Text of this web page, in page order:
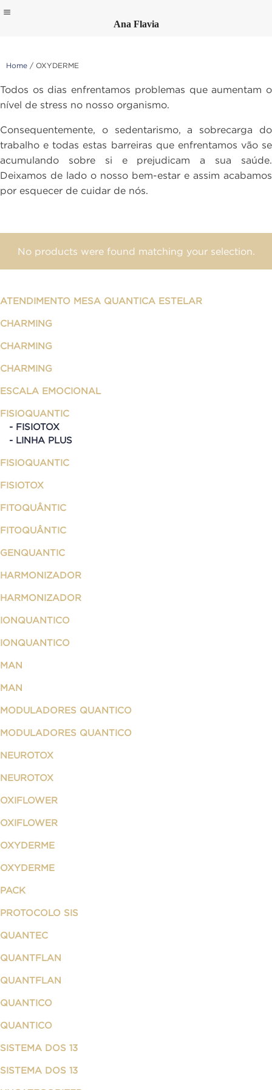
content
Home / OXYDERME
Todos os dias enfrentamos problemas que aumentam o
nível de stress no nosso organismo.
Consequentemente, o sedentarismo, a sobrecarga do
trabalho e todas estas barreiras que enfrentamos vão se
acumulando sobre si e prejudicam a sua saúde.
Deixamos de lado o nosso bem-estar e assim acabamos
por esquecer de cuidar de nós.
No products were found matching your selection.
ATENDIMENTO MESA QUANTICA ESTELAR
CHARMING
CHARMING
CHARMING
ESCALA EMOCIONAL
FISIOQUANTIC
FISIOTOX
LINHA PLUS
FISIOQUANTIC
FISIOTOX
FITOQUÂNTIC
FITOQUÂNTIC
GENQUANTIC
HARMONIZADOR
HARMONIZADOR
IONQUANTICO
IONQUANTICO
MAN
MAN
MODULADORES QUANTICO
MODULADORES QUANTICO
NEUROTOX
NEUROTOX
OXIFLOWER
OXIFLOWER
OXYDERME
OXYDERME
PACK
PROTOCOLO SIS
QUANTEC
QUANTFLAN
QUANTFLAN
QUANTICO
QUANTICO
SISTEMA DOS 13
SISTEMA DOS 13
Ana Flavia